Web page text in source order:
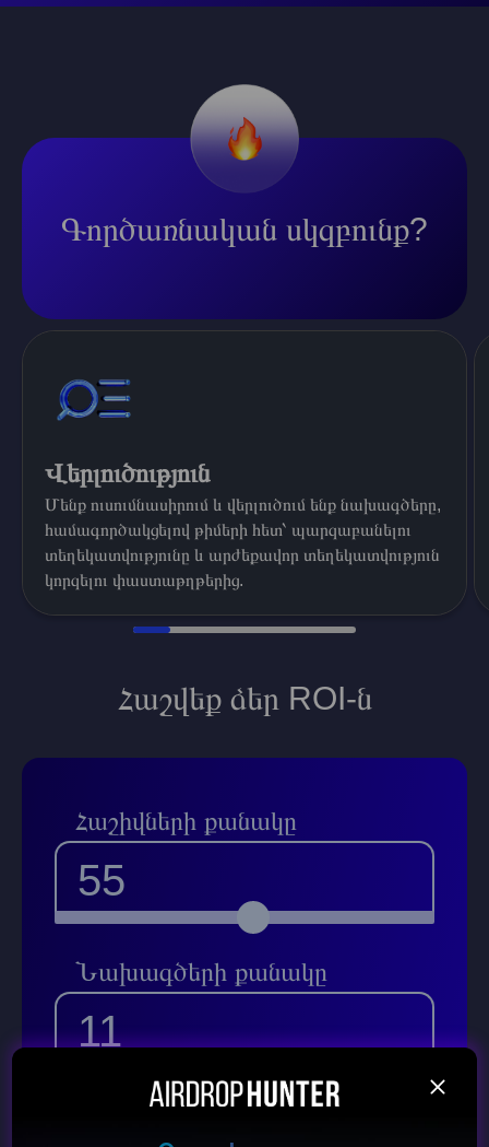
Գործառնական սկզբունք?
Վերլուծություն
Մենք ուսումնասիրում և վերլուծում ենք նախագծերը,
համագործակցելով թիմերի հետ՝ պարզաբանելու
տեղեկատվությունը և արժեքավոր տեղեկատվություն
կորզելու փաստաթղթերից.
Հաշվեք ձեր ROI-ն
Հաշիվների քանակը
55
Նախագծերի քանակը
11